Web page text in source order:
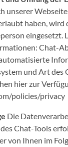
unserer
haben, wird
eingesetzt.
Chat-
und Art des
hier zur
policies/privacy
Die
Chat-Tools
von Ihnen im